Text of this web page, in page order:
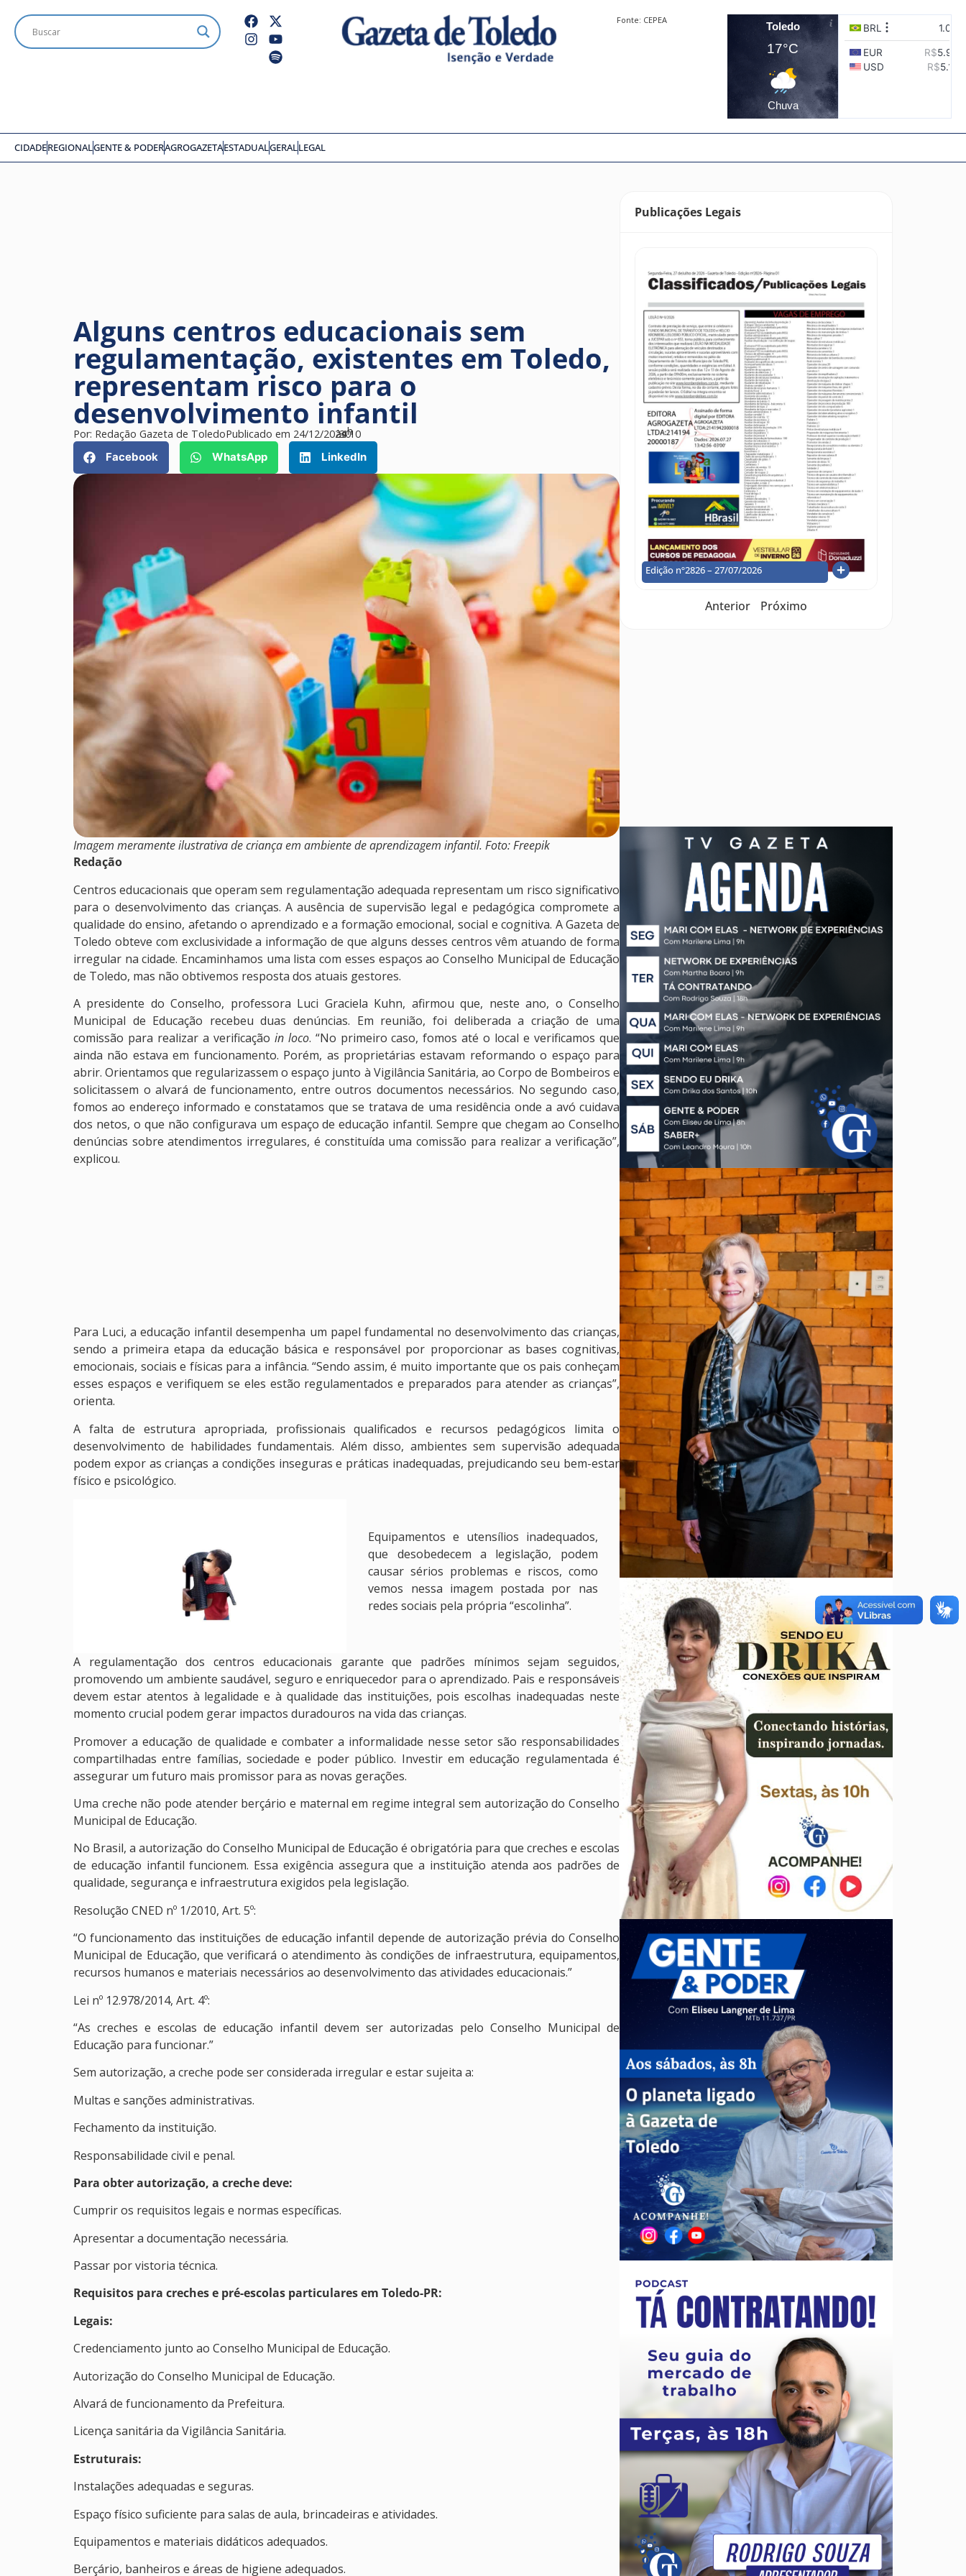
Fonte: CEPEA
Toledo
17°C
Chuva
CIDADEREGIONALGENTE & PODERAGROGAZETAESTADUALGERALLEGAL
Alguns centros educacionais sem
regulamentação, existentes em Toledo,
representam risco para o
desenvolvimento infantil
Por: Redação Gazeta de ToledoPublicado em 24/12/2024
às10
h
30
Facebook
WhatsApp LinkedIn
Imagem meramente ilustrativa de criança em ambiente de aprendizagem infantil. Foto: Freepik
Redação
Centros educacionais que operam sem regulamentação adequada representam um risco significativo
para o desenvolvimento das crianças. A ausência de supervisão legal e pedagógica compromete a
qualidade do ensino, afetando o aprendizado e a formação emocional, social e cognitiva. A Gazeta de
Toledo obteve com exclusividade a informação de que alguns desses centros vêm atuando de forma
irregular na cidade. Encaminhamos uma lista com esses espaços ao Conselho Municipal de Educação
de Toledo, mas não obtivemos resposta dos atuais gestores.
A presidente do Conselho, professora Luci Graciela Kuhn, afirmou que, neste ano, o Conselho
Municipal de Educação recebeu duas denúncias. Em reunião, foi deliberada a criação de uma
comissão para realizar a verificação in loco. “No primeiro caso, fomos até o local e verificamos que
ainda não estava em funcionamento. Porém, as proprietárias estavam reformando o espaço para
abrir. Orientamos que regularizassem o espaço junto à Vigilância Sanitária, ao Corpo de Bombeiros e
solicitassem o alvará de funcionamento, entre outros documentos necessários. No segundo caso,
fomos ao endereço informado e constatamos que se tratava de uma residência onde a avó cuidava
dos netos, o que não configurava um espaço de educação infantil. Sempre que chegam ao Conselho
denúncias sobre atendimentos irregulares, é constituída uma comissão para realizar a verificação”,
explicou.
Para Luci, a educação infantil desempenha um papel fundamental no desenvolvimento das crianças,
sendo a primeira etapa da educação básica e responsável por proporcionar as bases cognitivas,
emocionais, sociais e físicas para a infância. “Sendo assim, é muito importante que os pais conheçam
esses espaços e verifiquem se eles estão regulamentados e preparados para atender as crianças”,
orienta.
A falta de estrutura apropriada, profissionais qualificados e recursos pedagógicos limita o
desenvolvimento de habilidades fundamentais. Além disso, ambientes sem supervisão adequada
podem expor as crianças a condições inseguras e práticas inadequadas, prejudicando seu bem-estar
físico e psicológico.
Equipamentos e utensílios inadequados,
que desobedecem a legislação, podem
causar sérios problemas e riscos, como
vemos nessa imagem postada por nas
redes sociais pela própria “escolinha”.
A regulamentação dos centros educacionais garante que padrões mínimos sejam seguidos,
promovendo um ambiente saudável, seguro e enriquecedor para o aprendizado. Pais e responsáveis
devem estar atentos à legalidade e à qualidade das instituições, pois escolhas inadequadas neste
momento crucial podem gerar impactos duradouros na vida das crianças.
Promover a educação de qualidade e combater a informalidade nesse setor são responsabilidades
compartilhadas entre famílias, sociedade e poder público. Investir em educação regulamentada é
assegurar um futuro mais promissor para as novas gerações.
Uma creche não pode atender berçário e maternal em regime integral sem autorização do Conselho
Municipal de Educação.
No Brasil, a autorização do Conselho Municipal de Educação é obrigatória para que creches e escolas
de educação infantil funcionem. Essa exigência assegura que a instituição atenda aos padrões de
qualidade, segurança e infraestrutura exigidos pela legislação.
Resolução CNED nº 1/2010, Art. 5º:
“O funcionamento das instituições de educação infantil depende de autorização prévia do Conselho
Municipal de Educação, que verificará o atendimento às condições de infraestrutura, equipamentos,
recursos humanos e materiais necessários ao desenvolvimento das atividades educacionais.”
Lei nº 12.978/2014, Art. 4º:
“As creches e escolas de educação infantil devem ser autorizadas pelo Conselho Municipal de
Educação para funcionar.”
Sem autorização, a creche pode ser considerada irregular e estar sujeita a:
Multas e sanções administrativas.
Fechamento da instituição.
Responsabilidade civil e penal.
Para obter autorização, a creche deve:
Cumprir os requisitos legais e normas específicas.
Apresentar a documentação necessária.
Passar por vistoria técnica.
Requisitos para creches e pré-escolas particulares em Toledo-PR:
Legais:
Credenciamento junto ao Conselho Municipal de Educação.
Autorização do Conselho Municipal de Educação.
Alvará de funcionamento da Prefeitura.
Licença sanitária da Vigilância Sanitária.
Estruturais:
Instalações adequadas e seguras.
Espaço físico suficiente para salas de aula, brincadeiras e atividades.
Equipamentos e materiais didáticos adequados.
Berçário, banheiros e áreas de higiene adequados.
Publicações Legais
Edição nº2826 – 27/07/2026
Anterior Próximo